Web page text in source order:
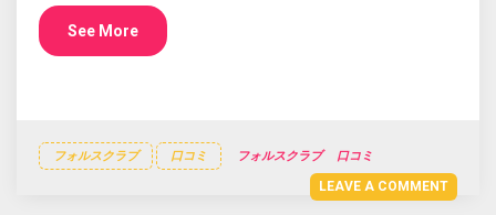
See More
フォルスクラブ 口コミ フォルスクラブ 口コミ
LEAVE A COMMENT